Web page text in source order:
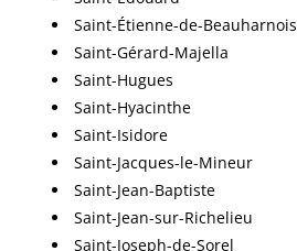
Saint-Étienne-de-Beauharnois
Saint-Gérard-Majella
Saint-Hugues
Saint-Hyacinthe
Saint-Isidore
Saint-Jacques-le-Mineur
Saint-Jean-Baptiste
Saint-Jean-sur-Richelieu
Saint-Joseph-de-Sorel